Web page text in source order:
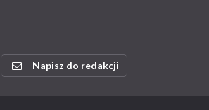
Napisz do redakcji